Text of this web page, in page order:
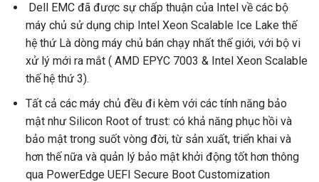
Dell EMC đã được sự chấp thuận của Intel về các bộ
máy chủ sử dụng chip Intel Xeon Scalable Ice Lake thế
hệ thứ Là dòng máy chủ bán chạy nhất thế giới, với bộ vi
xử lý mới ra mắt ( AMD EPYC 7003 & Intel Xeon Scalable
thế hệ thứ 3).
Tất cả các máy chủ đều đi kèm với các tính năng bảo
mật như Silicon Root of trust: có khả năng phục hồi và
bảo mật trong suốt vòng đời, từ sản xuất, triển khai và
hơn thế nữa và quản lý bảo mật khởi động tốt hơn thông
qua PowerEdge UEFI Secure Boot Customization